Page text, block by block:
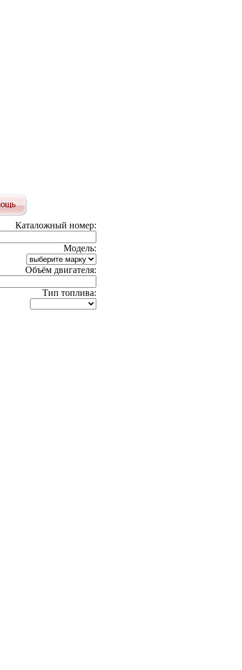
Каталожный номер:
Модель:
Объём двигателя:
Тип топлива: